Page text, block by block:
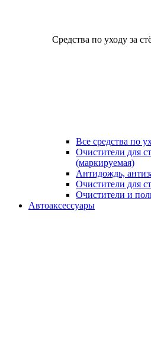
Средства по уходу за
Все средства по
Очистители для
(маркируемая)
Антидождь,
Очистители для
Очистители и
Автоаксессуары